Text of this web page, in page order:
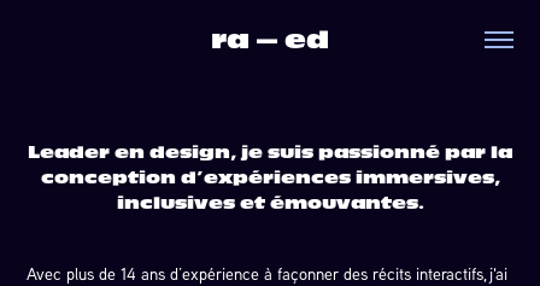
ra — ed
Leader en design, je suis passionné par la
conception d’expériences immersives,
inclusives et émouvantes.
Avec plus de 14 ans d’expérience à façonner des récits interactifs,j'ai